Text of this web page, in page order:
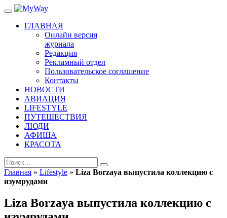
ГЛАВНАЯ
Онлайн версия
журнала
Редакция
Рекламный отдел
Пользовательское соглашение
Контакты
НОВОСТИ
АВИАЦИЯ
LIFESTYLE
ПУТЕШЕСТВИЯ
ЛЮДИ
АФИША
КРАСОТА
Главная » Lifestyle » Liza Borzaya выпустила коллекцию с
изумрудами
Liza Borzaya выпустила коллекцию с